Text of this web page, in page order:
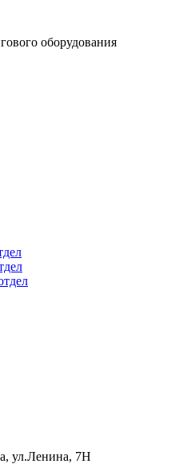
оборудования
ул.Ленина, 7Н